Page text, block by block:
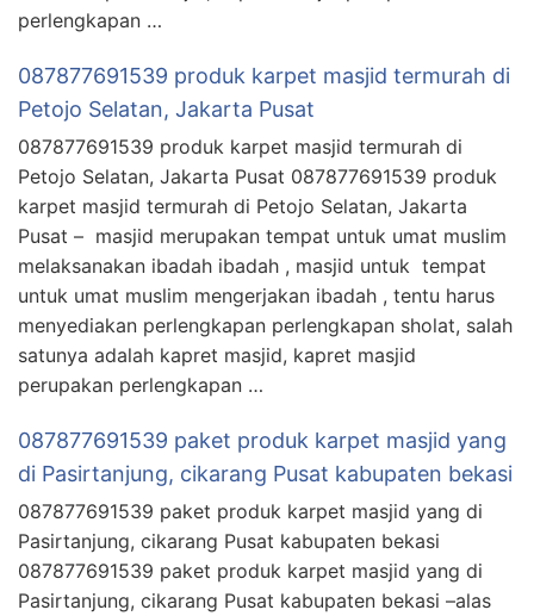
perlengkapan …
087877691539 produk karpet masjid termurah di
Petojo Selatan, Jakarta Pusat
087877691539 produk karpet masjid termurah di
Petojo Selatan, Jakarta Pusat 087877691539 produk
karpet masjid termurah di Petojo Selatan, Jakarta
Pusat – masjid merupakan tempat untuk umat muslim
melaksanakan ibadah ibadah , masjid untuk tempat
untuk umat muslim mengerjakan ibadah , tentu harus
menyediakan perlengkapan perlengkapan sholat, salah
satunya adalah kapret masjid, kapret masjid
perupakan perlengkapan …
087877691539 paket produk karpet masjid yang
di Pasirtanjung, cikarang Pusat kabupaten bekasi
087877691539 paket produk karpet masjid yang di
Pasirtanjung, cikarang Pusat kabupaten bekasi
087877691539 paket produk karpet masjid yang di
Pasirtanjung, cikarang Pusat kabupaten bekasi –alas